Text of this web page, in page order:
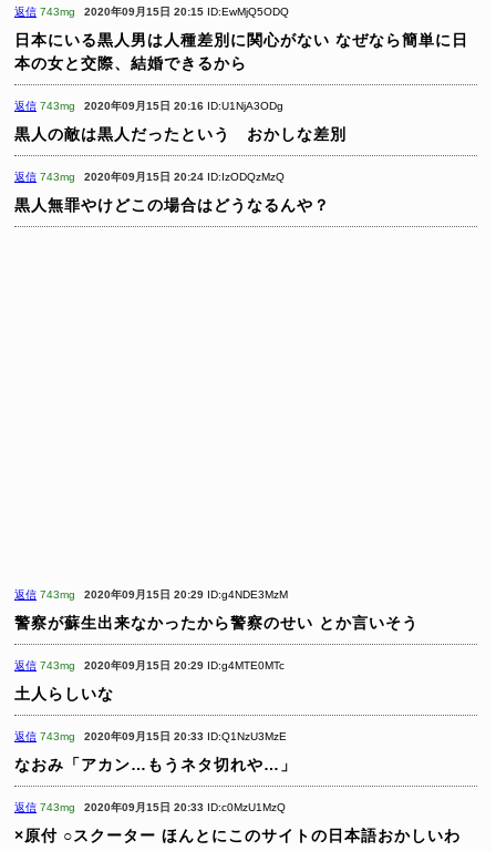
返信 743mg 2020年09月15日 20:15 ID:EwMjQ5ODQ
日本にいる黒人男は人種差別に関心がない なぜなら簡単に日
本の女と交際、結婚できるから
返信 743mg 2020年09月15日 20:16 ID:U1NjA3ODg
黒人の敵は黒人だったという おかしな差別
返信 743mg 2020年09月15日 20:24 ID:IzODQzMzQ
黒人無罪やけどこの場合はどうなるんや？
返信 743mg 2020年09月15日 20:29 ID:g4NDE3MzM
警察が蘇生出来なかったから警察のせい とか言いそう
返信 743mg 2020年09月15日 20:29 ID:g4MTE0MTc
土人らしいな
返信 743mg 2020年09月15日 20:33 ID:Q1NzU3MzE
なおみ「アカン…もうネタ切れや…」
返信 743mg 2020年09月15日 20:33 ID:c0MzU1MzQ
×原付 ○スクーター ほんとにこのサイトの日本語おかしいわ